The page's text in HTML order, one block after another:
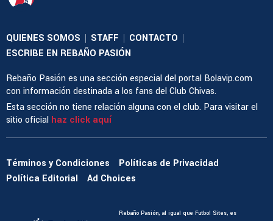
QUIENES SOMOS | STAFF | CONTACTO |
ESCRIBE EN REBAÑO PASIÓN
Rebaño Pasión es una sección especial del portal Bolavip.com
con información destinada a los fans del Club Chivas.
Esta sección no tiene relación alguna con el club. Para visitar el
sitio oficial haz click aquí
Términos y Condiciones
Políticas de Privacidad
Política Editorial
Ad Choices
Rebaño Pasión, al igual que Futbol Sites, es